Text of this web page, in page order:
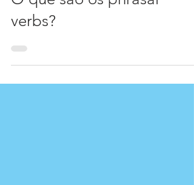
O que são os phrasal
verbs?